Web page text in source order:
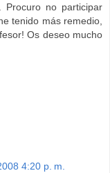
no participar
tenido más remedio,
Os deseo mucho
4:20 p. m.